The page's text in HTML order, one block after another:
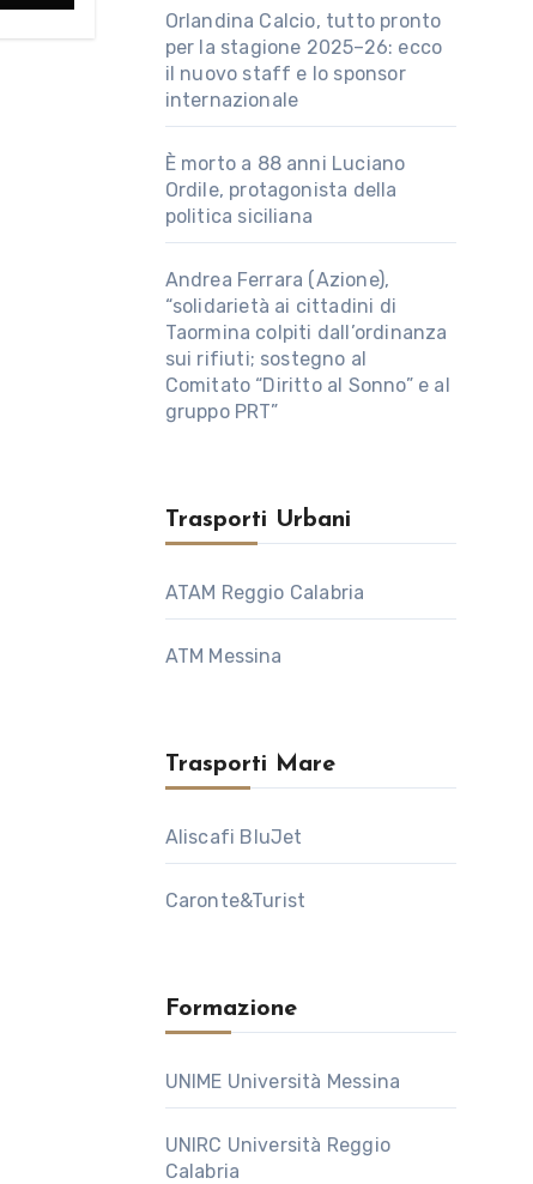
Orlandina Calcio, tutto pronto
per la stagione 2025–26: ecco
il nuovo staff e lo sponsor
internazionale
È morto a 88 anni Luciano
Ordile, protagonista della
politica siciliana
Andrea Ferrara (Azione),
“solidarietà ai cittadini di
Taormina colpiti dall’ordinanza
sui rifiuti; sostegno al
Comitato “Diritto al Sonno” e al
gruppo PRT”
Trasporti Urbani
ATAM Reggio Calabria
ATM Messina
Trasporti Mare
Aliscafi BluJet
Caronte&Turist
Formazione
UNIME Università Messina
UNIRC Università Reggio
Calabria